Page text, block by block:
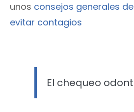
unos consejos generales
evitar contagios
El chequeo